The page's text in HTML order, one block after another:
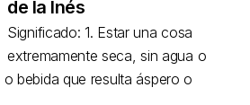
de la Inés
Significado: 1. Estar una cosa
extremamente seca, sin agua o
bebida que resulta áspero o